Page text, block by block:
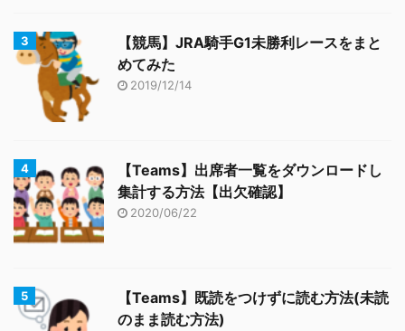
【競馬】JRA騎手G1未勝利レースをまと
めてみた
2019/12/14
【Teams】出席者一覧をダウンロードし
集計する方法【出欠確認】
2020/06/22
【Teams】既読をつけずに読む方法(未読
のまま読む方法)